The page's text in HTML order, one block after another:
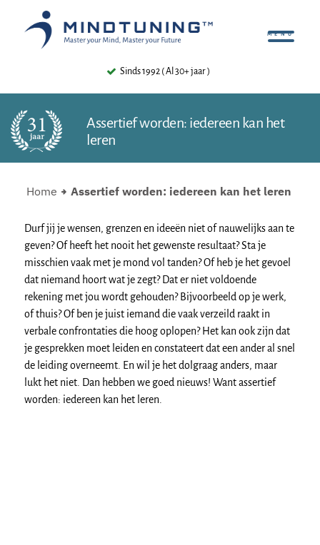
Sinds 1992 ( Al 30+ jaar )
Assertief worden: iedereen kan het
leren
Home Assertief worden: iedereen kan het leren
Durf jij je wensen, grenzen en ideeën niet of nauwelijks aan te
geven? Of heeft het nooit het gewenste resultaat? Sta je
misschien vaak met je mond vol tanden? Of heb je het gevoel
dat niemand hoort wat je zegt? Dat er niet voldoende
rekening met jou wordt gehouden? Bijvoorbeeld op je werk,
of thuis? Of ben je juist iemand die vaak verzeild raakt in
verbale confrontaties die hoog oplopen? Het kan ook zijn dat
je gesprekken moet leiden en constateert dat een ander al snel
de leiding overneemt. En wil je het dolgraag anders, maar
lukt het niet. Dan hebben we goed nieuws! Want assertief
worden: iedereen kan het leren.